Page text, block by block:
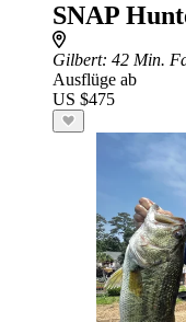
SNAP
Gilbert: 42 Min.
Ausflüge ab
US $475